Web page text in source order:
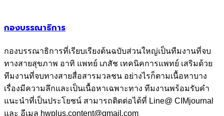
กองบรรณาธิการ
กองบรรณาธิการที่เรียบเรียงต้นฉบับส่วนใหญ่เป็นทีมงานที่จบ
ทางสายสุขภาพ อาทิ แพทย์ เภสัช เทคนิคการแพทย์ เสริมด้วย
ทีมงานที่จบทางสายสื่อสารมวลชน อย่างไรก็ตามเนื้อหาบาง
เรื่องมีความลึกและเป็นเนื้อหาเฉพาะทาง ทีมงานพร้อมรับคำ
แนะนำที่เป็นประโยชน์ สามารถติดต่อได้ที่ Line@ CIMjournal
และ อีเมล hwplus.content@gmail.com